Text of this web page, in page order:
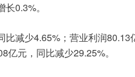
长0.3%。
比减少4.65% ；营业利润80.13
亿元，同比减少29.25%。